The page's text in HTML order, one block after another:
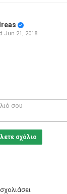
Jun 21, 2018
σχόλιο